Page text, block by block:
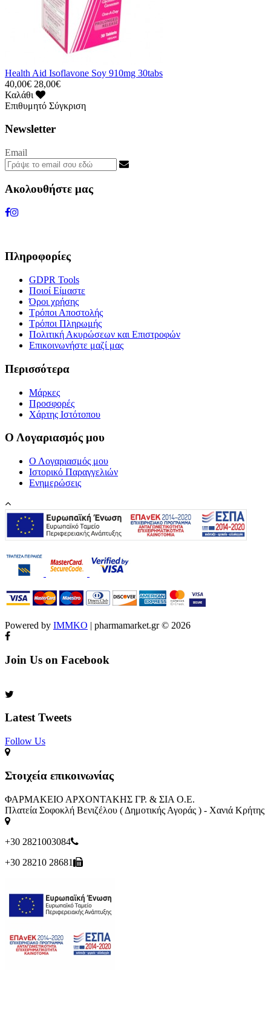
Health Aid Isoflavone Soy 910mg 30tabs
40,00€ 28,00€
Καλάθι
Επιθυμητό Σύγκριση
Newsletter
Email
Ακολουθήστε μας
Πληροφορίες
GDPR Tools
Ποιοί Είμαστε
Όροι χρήσης
Τρόποι Αποστολής
Τρόποι Πληρωμής
Πολιτική Ακυρώσεων και Επιστροφών
Επικοινωνήστε μαζί μας
Περισσότερα
Μάρκες
Προσφορές
Χάρτης Ιστότοπου
Ο Λογαριασμός μου
Ο Λογαριασμός μου
Ιστορικό Παραγγελιών
Ενημερώσεις
Powered by IMMKO | pharmamarket.gr © 2026
Join Us on Facebook
Latest Tweets
Follow Us​
Στοιχεία επικοινωνίας
ΦΑΡΜΑΚΕΙΟ ΑΡΧΟΝΤΑΚΗΣ ΓΡ. & ΣΙΑ Ο.Ε.
Πλατεία Σοφοκλή Βενιζέλου ( Δημοτικής Αγοράς ) - Χανιά Κρήτης
+30 2821003084
+30 28210 28681